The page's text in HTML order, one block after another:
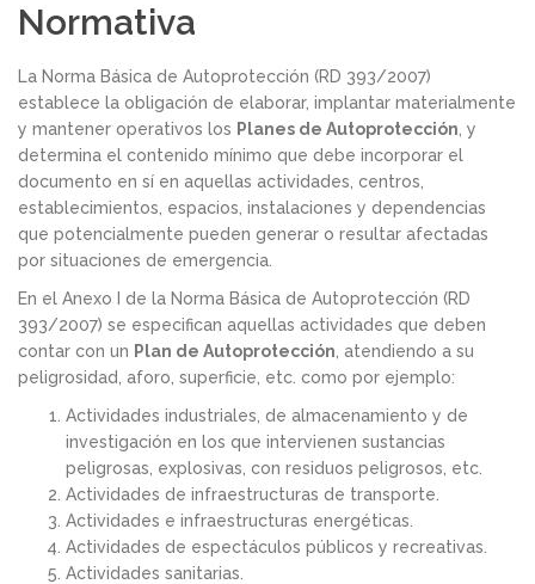
Normativa
La Norma Básica de Autoprotección (RD 393/2007)
establece la obligación de elaborar, implantar materialmente
y mantener operativos los Planes de Autoprotección , y
determina el contenido mínimo que debe incorporar el
documento en sí en aquellas actividades, centros,
establecimientos, espacios, instalaciones y dependencias
que potencialmente pueden generar o resultar afectadas
por situaciones de emergencia.
En el Anexo I de la Norma Básica de Autoprotección (RD
393/2007) se especifican aquellas actividades que deben
contar con un Plan de Autoprotección , atendiendo a su
peligrosidad, aforo, superficie, etc. como por ejemplo:
Actividades industriales, de almacenamiento y de
investigación en los que intervienen sustancias
peligrosas, explosivas, con residuos peligrosos, etc.
Actividades de infraestructuras de transporte.
Actividades e infraestructuras energéticas.
Actividades de espectáculos públicos y recreativas.
Actividades sanitarias.